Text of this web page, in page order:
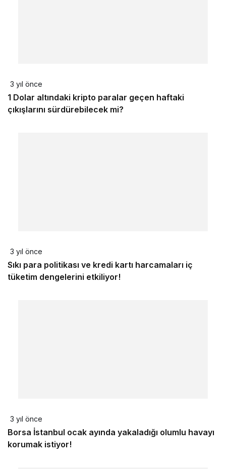
3 yıl önce
1 Dolar altındaki kripto paralar geçen haftaki
çıkışlarını sürdürebilecek mi?
3 yıl önce
Sıkı para politikası ve kredi kartı harcamaları iç
tüketim dengelerini etkiliyor!
3 yıl önce
Borsa İstanbul ocak ayında yakaladığı olumlu havayı
korumak istiyor!